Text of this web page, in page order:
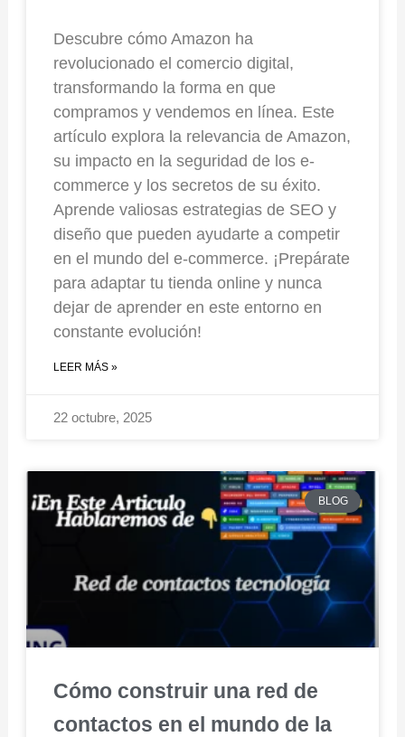
Descubre cómo Amazon ha
revolucionado el comercio digital,
transformando la forma en que
compramos y vendemos en línea. Este
artículo explora la relevancia de Amazon,
su impacto en la seguridad de los e-
commerce y los secretos de su éxito.
Aprende valiosas estrategias de SEO y
diseño que pueden ayudarte a competir
en el mundo del e-commerce. ¡Prepárate
para adaptar tu tienda online y nunca
dejar de aprender en este entorno en
constante evolución!
LEER MÁS »
22 octubre, 2025
BLOG
Cómo construir una red de
contactos en el mundo de la